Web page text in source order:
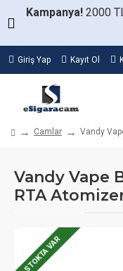
Kampanya! 2000
Giriş Yap Kayıt Ol
Camlar Vandy
Vandy Vape
RTA
STOKTA VAR